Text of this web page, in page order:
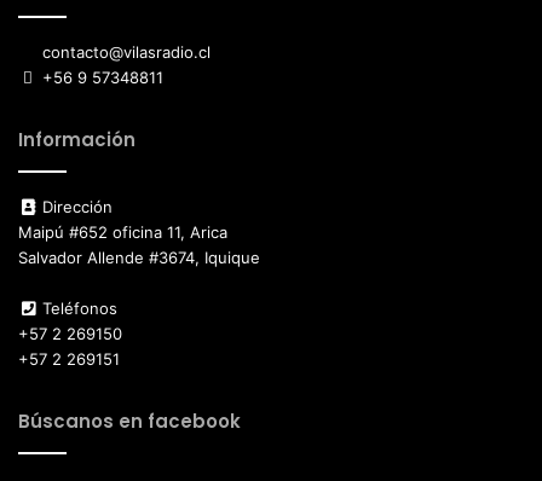
contacto@vilasradio.cl
+56 9 57348811
Información
Dirección
Maipú #652 oficina 11, Arica
Salvador Allende #3674, Iquique
Teléfonos
+57 2 269150
+57 2 269151
Búscanos en facebook